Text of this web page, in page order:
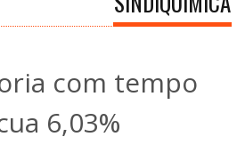
com tempo
6,03%